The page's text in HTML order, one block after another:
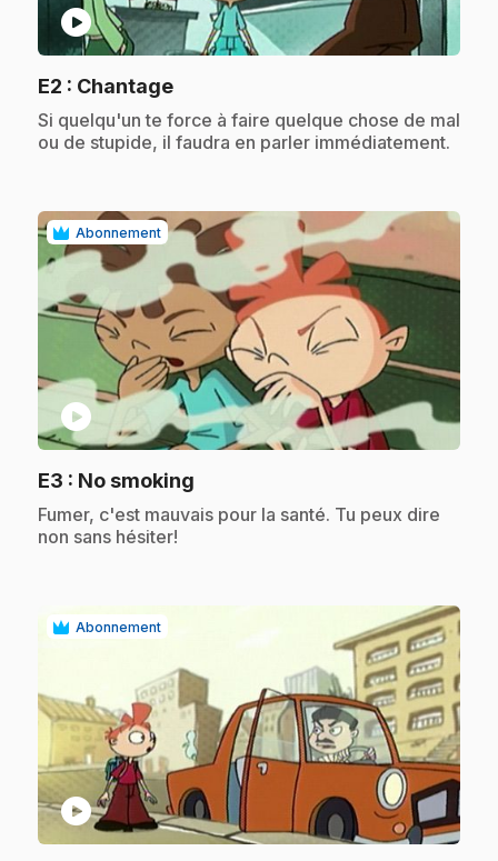
play_circle
E2 : Chantage.
.Si quelqu'un te force à faire quelque chose de mal
ou de stupide, il faudra en parler immédiatement.
Abonnement
play_circle
E3 : No smoking
.Fumer, c'est mauvais pour la santé. Tu peux dire
non sans hésiter!
Abonnement
play_circle